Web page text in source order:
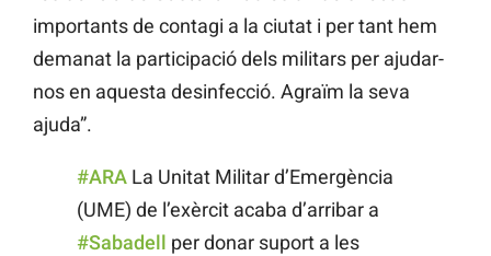
importants de contagi a la ciutat i per tant hem
demanat la participació dels militars per ajudar-
nos en aquesta desinfecció. Agraïm la seva
ajuda”.
#ARA La Unitat Militar d’Emergència
(UME) de l’exèrcit acaba d’arribar a
#Sabadell per donar suport a les